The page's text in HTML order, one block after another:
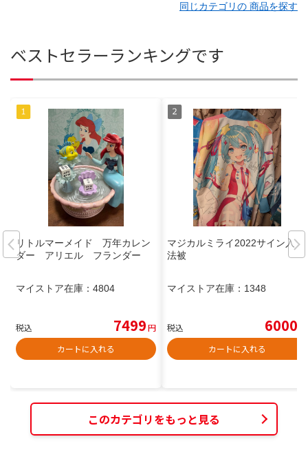
同じカテゴリの 商品を探す
ベストセラーランキングです
リトルマーメイド 万年カレン
ダー アリエル フランダー
マイストア在庫： 4804
税込 7499円
カートに入れる
マジカルミライ2022サイン入り
法被
マイストア在庫： 1348
税込 6000
カートに入れる
このカテゴリをもっと見る